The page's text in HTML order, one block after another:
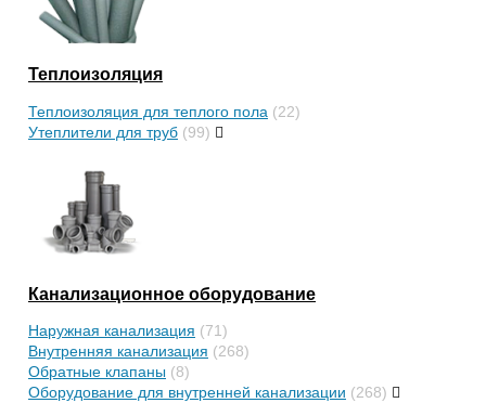
Теплоизоляция
Теплоизоляция для теплого пола (22)
Утеплители для труб (99)
Канализационное оборудование
Наружная канализация (71)
Внутренняя канализация (268)
Обратные клапаны (8)
Оборудование для внутренней канализации (268)